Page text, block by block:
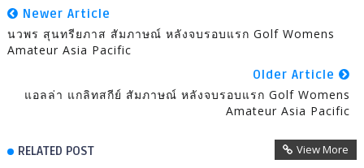
Newer Article
นวพร สุนทรียภาส สัมภาษณ์ หลังจบรอบแรก Golf Womens
Amateur Asia Pacific
Older Article
แอลล่า แกลิทสกีย์ สัมภาษณ์ หลังจบรอบแรก Golf Womens
Amateur Asia Pacific
RELATED POST View More